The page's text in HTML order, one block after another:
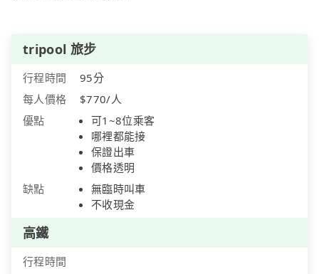
tripool 旅步
行程時間
95分
每人價格
$770/人
優點
可1~8位乘客
哪裡都能接
保證出車
價格透明
缺點
無臨時叫車
不收現金
高鐵
行程時間